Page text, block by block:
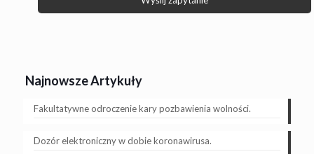
Najnowsze Artykuły
Fakultatywne odroczenie kary pozbawienia wolności.
Dozór elektroniczny w dobie koronawirusa.